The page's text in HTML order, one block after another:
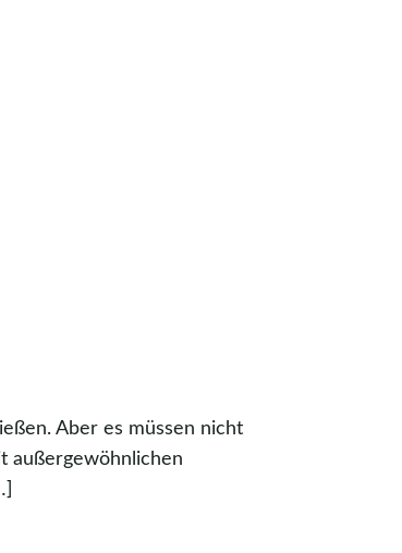
Aber es müssen nicht
außergewöhnlichen